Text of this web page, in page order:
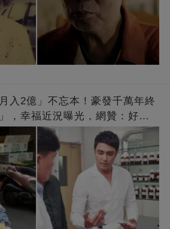
入2億」不忘本！豪發千萬年終
，幸福近況曝光，網贊：好老